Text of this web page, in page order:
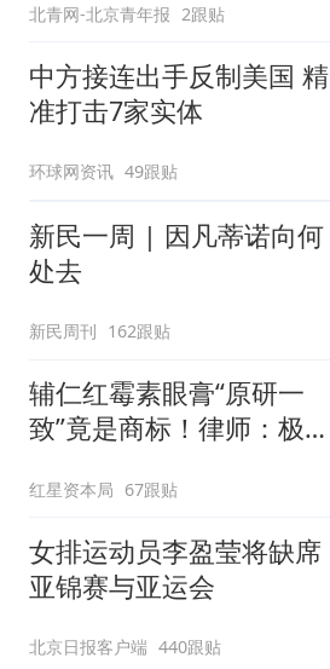
爽爽是最大收获，老板呼
吁全民抵制室内吸烟
北青网-北京青年报 2跟贴
中方接连出手反制美国 精
准打击7家实体
环球网资讯 49跟贴
新民一周 | 因凡蒂诺向何
处去
新民周刊 162跟贴
辅仁红霉素眼膏“原研一
致”竟是商标！律师：极易
红星资本局 67跟贴
女排运动员李盈莹将缺席
亚锦赛与亚运会
北京日报客户端 440跟贴